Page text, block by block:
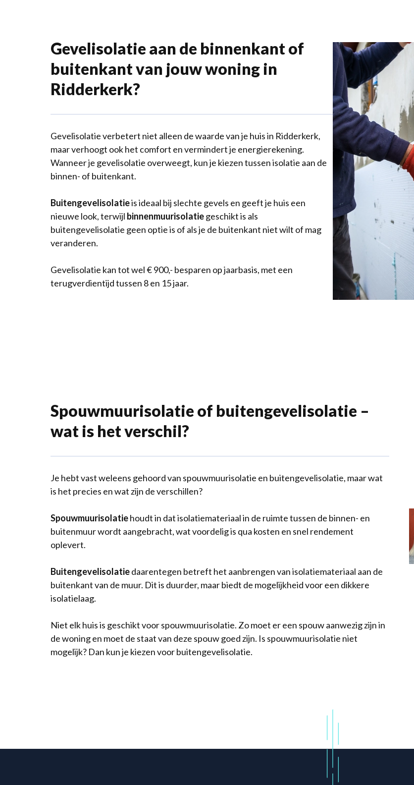
Gevelisolatie aan de binnenkant of
buitenkant van jouw woning in
Ridderkerk?
Gevelisolatie verbetert niet alleen de waarde van je huis in Ridderkerk,
maar verhoogt ook het comfort en vermindert je energierekening.
Wanneer je gevelisolatie overweegt, kun je kiezen tussen isolatie aan de
binnen- of buitenkant.
Buitengevelisolatieis ideaal bij slechte gevels en geeft je huis een
nieuwe look, terwijl binnenmuurisolatiegeschikt is als
buitengevelisolatie geen optie is of als je de buitenkant niet wilt of mag
veranderen.
Gevelisolatie kan tot wel € 900,- besparen op jaarbasis, met een
terugverdientijd tussen 8 en 15 jaar.
Spouwmuurisolatie of buitengevelisolatie –
wat is het verschil?
Je hebt vast weleens gehoord van spouwmuurisolatie en buitengevelisolatie, maar wat
is het precies en wat zijn de verschillen?
Spouwmuurisolatiehoudt in dat isolatiemateriaal in de ruimte tussen de binnen- en
buitenmuur wordt aangebracht, wat voordelig is qua kosten en snel rendement
oplevert.
Buitengevelisolatiedaarentegen betreft het aanbrengen van isolatiemateriaal aan de
buitenkant van de muur. Dit is duurder, maar biedt de mogelijkheid voor een dikkere
isolatielaag.
Niet elk huis is geschikt voor spouwmuurisolatie. Zo moet er een spouw aanwezig zijn in
de woning en moet de staat van deze spouw goed zijn. Is spouwmuurisolatie niet
mogelijk? Dan kun je kiezen voor buitengevelisolatie.